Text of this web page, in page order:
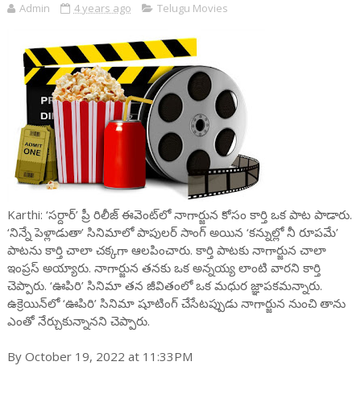
Admin 4 years ago Telugu Movies
Karthi: ‘సర్దార్’ ప్రీ రిలీజ్ ఈవెంట్‌లో నాగార్జున కోసం కార్తి ఒక పాట పాడారు.
‘నిన్నే పెళ్లాడుతా’ సినిమాలో పాపులర్ సాంగ్ అయిన ‘కన్నుల్లో నీ రూపమే’
పాటను కార్తి చాలా చక్కగా ఆలపించారు. కార్తి పాటకు నాగార్జున చాలా
ఇంప్రస్ అయ్యారు. నాగార్జున తనకు ఒక అన్నయ్య లాంటి వారని కార్తి
చెప్పారు. ‘ఊపిరి’ సినిమా తన జీవితంలో ఒక మధుర జ్ఞాపకమన్నారు.
ఉక్రెయిన్‌లో ‘ఊపిరి’ సినిమా షూటింగ్ చేసేటప్పుడు నాగార్జున నుంచి తాను
ఎంతో నేర్చుకున్నానని చెప్పారు.
By October 19, 2022 at 11:33PM